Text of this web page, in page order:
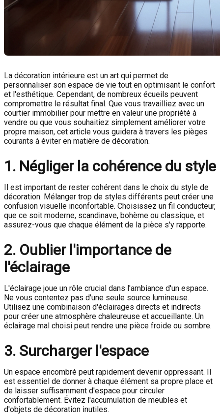
La décoration intérieure est un art qui permet de
personnaliser son espace de vie tout en optimisant le confort
et l'esthétique. Cependant, de nombreux écueils peuvent
compromettre le résultat final. Que vous travailliez avec un
courtier immobilier pour mettre en valeur une propriété à
vendre ou que vous souhaitiez simplement améliorer votre
propre maison, cet article vous guidera à travers les pièges
courants à éviter en matière de décoration.
1. Négliger la cohérence du style
Il est important de rester cohérent dans le choix du style de
décoration. Mélanger trop de styles différents peut créer une
confusion visuelle inconfortable. Choisissez un fil conducteur,
que ce soit moderne, scandinave, bohème ou classique, et
assurez-vous que chaque élément de la pièce s'y rapporte.
2. Oublier l'importance de
l'éclairage
L'éclairage joue un rôle crucial dans l'ambiance d'un espace.
Ne vous contentez pas d'une seule source lumineuse.
Utilisez une combinaison d'éclairages directs et indirects
pour créer une atmosphère chaleureuse et accueillante. Un
éclairage mal choisi peut rendre une pièce froide ou sombre.
3. Surcharger l'espace
Un espace encombré peut rapidement devenir oppressant. Il
est essentiel de donner à chaque élément sa propre place et
de laisser suffisamment d'espace pour circuler
confortablement. Évitez l'accumulation de meubles et
d'objets de décoration inutiles.